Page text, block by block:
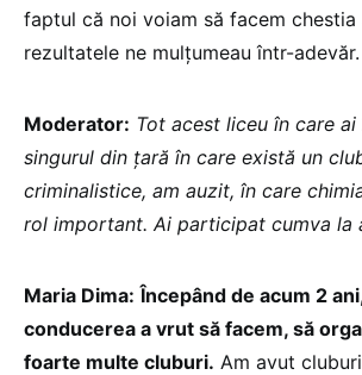
faptul că noi voiam să facem chestia
rezultatele ne mulțumeau într-
Moderator: Tot acest liceu în care
singurul din țară în care există un
criminalistice, am auzit, în care
rol important. Ai participat cumva la
Maria Dima: Începând de acum 2
conducerea a vrut să facem, să
foarte multe cluburi. Am avut